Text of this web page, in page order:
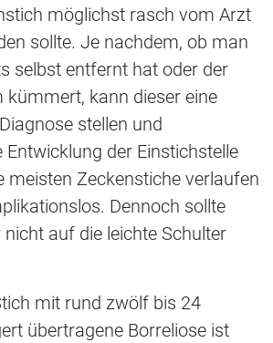
möglichst rasch vom Arzt
sollte. Je nachdem, ob man
selbst entfernt hat oder der
kümmert, kann dieser eine
stellen und
der Einstichstelle
meisten Zeckenstiche verlaufen
Dennoch sollte
auf die leichte Schulter
mit rund zwölf bis 24
übertragene Borreliose ist